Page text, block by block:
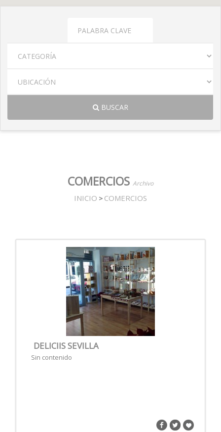
BUSCAR
COMERCIOS Archivo
INICIO > COMERCIOS
DELICIIS SEVILLA
Sin contenido